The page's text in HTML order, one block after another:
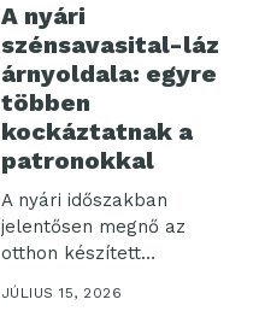
A nyári
szénsavasital-láz
árnyoldala: egyre
többen
kockáztatnak a
patronokkal
A nyári időszakban
jelentősen megnő az
otthon készített
szénsavas italok iránti
JÚLIUS 15, 2026